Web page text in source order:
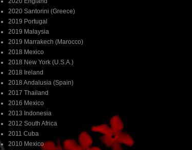
2020 Santorini (Greece)
2019 Portugal
2019 Malaysia
2019 Marrakech (Marocco)
2018 Mexico
2018 New York (U.S.A.)
2018 Ireland
2018 Andalusia (Spain)
2017 Thailand
2016 Mexico
2013 Indonesia
2012 South Africa
2011 Cuba
2010 Mexico